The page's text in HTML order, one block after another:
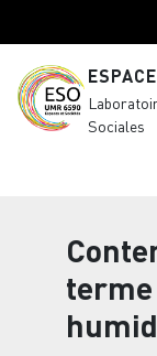
Sociales
terme